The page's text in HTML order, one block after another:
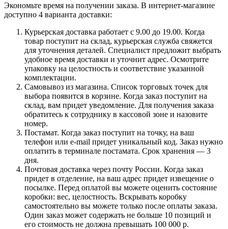
Экономьте время на получении заказа. В интернет-магазине
доступно 4 варианта доставки:
Курьерская доставка работает с 9.00 до 19.00. Когда
товар поступит на склад, курьерская служба свяжется
для уточнения деталей. Специалист предложит выбрать
удобное время доставки и уточнит адрес. Осмотрите
упаковку на целостность и соответствие указанной
комплектации.
Самовывоз из магазина. Список торговых точек для
выбора появится в корзине. Когда заказ поступит на
склад, вам придет уведомление. Для получения заказа
обратитесь к сотруднику в кассовой зоне и назовите
номер.
Постамат. Когда заказ поступит на точку, на ваш
телефон или e-mail придет уникальный код. Заказ нужно
оплатить в терминале постамата. Срок хранения — 3
дня.
Почтовая доставка через почту России. Когда заказ
придет в отделение, на ваш адрес придет извещение о
посылке. Перед оплатой вы можете оценить состояние
коробки: вес, целостность. Вскрывать коробку
самостоятельно вы можете только после оплаты заказа.
Один заказ может содержать не больше 10 позиций и
его стоимость не должна превышать 100 000 р.